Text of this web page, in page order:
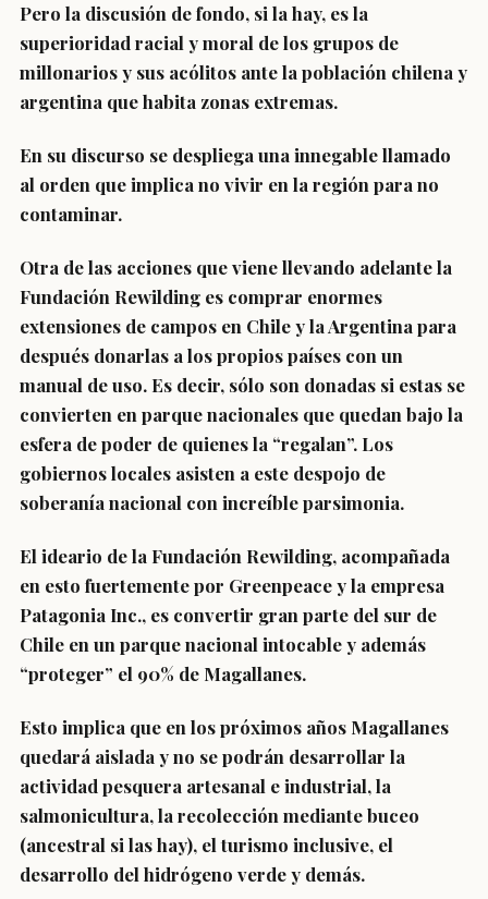
Pero la discusión de fondo, si la hay, es la
superioridad racial y moral de los grupos de
millonarios y sus acólitos ante la población chilena y
argentina que habita zonas extremas.
En su discurso se despliega una innegable llamado
al orden que implica no vivir en la región para no
contaminar.
Otra de las acciones que viene llevando adelante la
Fundación Rewilding es comprar enormes
extensiones de campos en Chile y la Argentina para
después donarlas a los propios países con un
manual de uso. Es decir, sólo son donadas si estas se
convierten en parque nacionales que quedan bajo la
esfera de poder de quienes la “regalan”. Los
gobiernos locales asisten a este despojo de
soberanía nacional con increíble parsimonia.
El ideario de la Fundación Rewilding, acompañada
en esto fuertemente por Greenpeace y la empresa
Patagonia Inc., es convertir gran parte del sur de
Chile en un parque nacional intocable y además
“proteger” el 90% de Magallanes.
Esto implica que en los próximos años Magallanes
quedará aislada y no se podrán desarrollar la
actividad pesquera artesanal e industrial, la
salmonicultura, la recolección mediante buceo
(ancestral si las hay), el turismo inclusive, el
desarrollo del hidrógeno verde y demás.